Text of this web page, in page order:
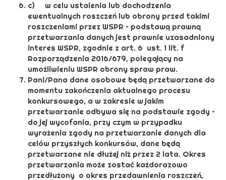
c) w celu ustalenia lub dochodzenia
ewentualnych roszczeń lub obrony przed takimi
roszczeniami przez WSPR – podstawą prawną
przetwarzania danych jest prawnie uzasadniony
interes WSPR, zgodnie z art. 6 ust. 1 lit. f
Rozporządzenia 2016/679, polegający na
umożliwieniu WSPR obrony spraw praw.
Pani/Pana dane osobowe będą przetwarzane do
momentu zakończenia aktualnego procesu
konkursowego, a w zakresie w jakim
przetwarzanie odbywa się na podstawie zgody –
do jej wycofania, przy czym w przypadku
wyrażenia zgody na przetwarzanie danych dla
celów przyszłych konkursów, dane będą
przetwarzane nie dłużej niż przez 2 lata. Okres
przetwarzania może zostać każdorazowo
przedłużony o okres przedawnienia roszczeń,